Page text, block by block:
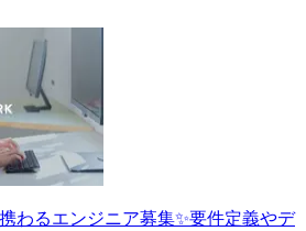
わるエンジニア募集✨要件定義やデ